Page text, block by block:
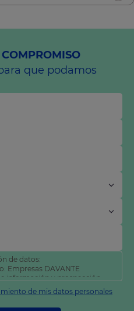
que podamos
de datos:
Empresas DAVANTE
información y prospección
y suprimir sus datos, así
se explica en nuestra
de mis datos personales